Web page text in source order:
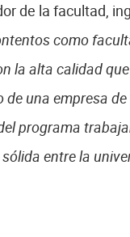
de la facultad,
como
la alta calidad
una empresa
programa
entre la